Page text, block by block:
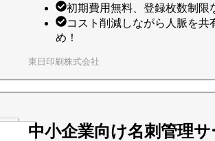
初期費用無料、登録枚数制限
コスト削減しながら人脈を
め！
東日印刷株式会社
中小企業向け名刺管理サ